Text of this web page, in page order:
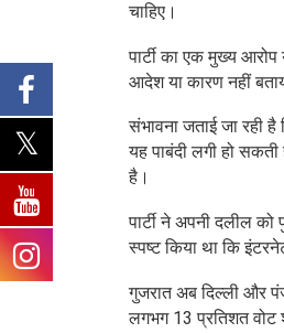
चाहिए।
पार्टी का एक मुख्य
आदेश या कारण नहीं
संभावना जताई जा रही है
यह पाबंदी लगी हो
है।
पार्टी ने अपनी दलील
स्पष्ट किया था कि
गुजरात अब दिल्ली और
लगभग 13 प्रतिशत वोट